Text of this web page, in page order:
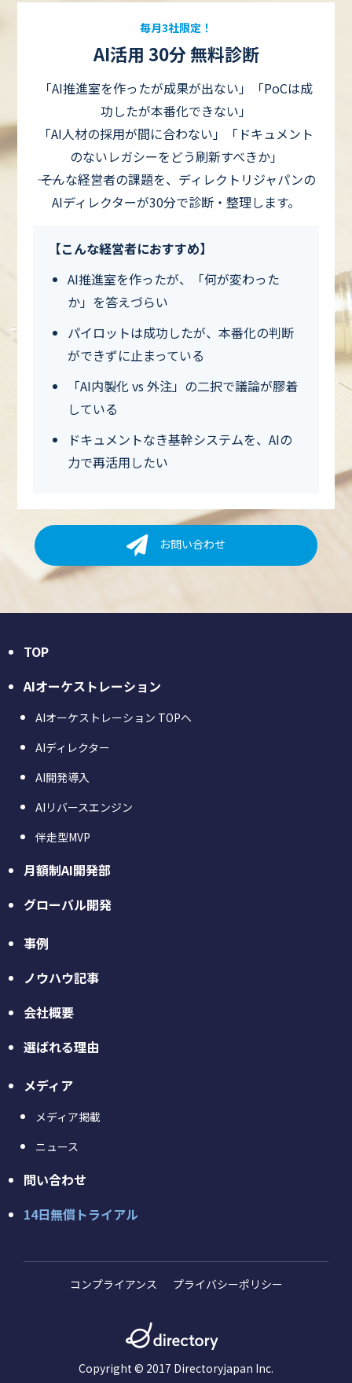
毎月3社限定！
AI活用 30分 無料診断
「AI推進室を作ったが成果が出ない」「PoCは成
功したが本番化できない」
「AI人材の採用が間に合わない」「ドキュメント
のないレガシーをどう刷新すべきか」
―― そんな経営者の課題を、ディレクトリジャパンの
AIディレクターが30分で診断・整理します。
【こんな経営者におすすめ】
AI推進室を作ったが、「何が変わった
か」を答えづらい
パイロットは成功したが、本番化の判断
ができずに止まっている
「AI内製化 vs 外注」の二択で議論が膠着
している
ドキュメントなき基幹システムを、AIの
力で再活用したい
お問い合わせ
TOP
AIオーケストレーション
AIオーケストレーション TOPへ
AIディレクター
AI開発導入
AIリバースエンジン
伴走型MVP
月額制AI開発部
グローバル開発
事例
ノウハウ記事
会社概要
選ばれる理由
メディア
メディア掲載
ニュース
問い合わせ
14日無償トライアル
コンプライアンス プライバシーポリシー
Copyright © 2017 Directoryjapan Inc.